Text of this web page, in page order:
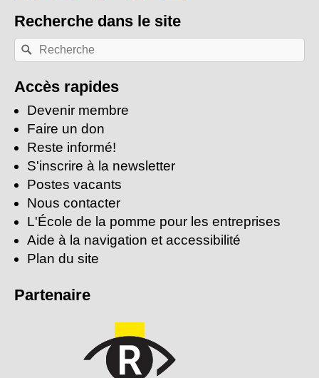
Recherche dans le site
Recherche
par
clés:
Rechercher
Accès rapides
Devenir membre
Faire un don
Reste informé!
S'inscrire à la newsletter
Postes vacants
Nous contacter
L'École de la pomme pour les entreprises
Aide à la navigation et accessibilité
Plan du site
Partenaire